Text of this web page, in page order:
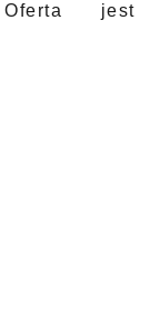
jest